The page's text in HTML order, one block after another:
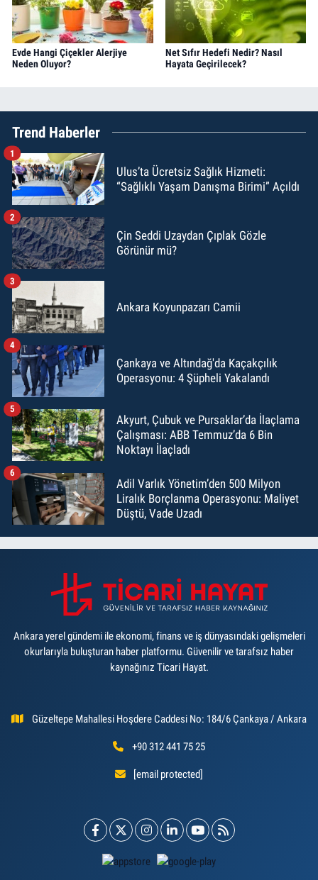
Evde Hangi Çiçekler Alerjiye
Neden Oluyor?
Net Sıfır Hedefi Nedir? Nasıl
Hayata Geçirilecek?
Trend Haberler
Ulus’ta Ücretsiz Sağlık Hizmeti:
“Sağlıklı Yaşam Danışma Birimi” Açıldı
1
Çin Seddi Uzaydan Çıplak Gözle
Görünür mü?
2
Ankara Koyunpazarı Camii
3
Çankaya ve Altındağ'da Kaçakçılık
Operasyonu: 4 Şüpheli Yakalandı
4
Akyurt, Çubuk ve Pursaklar’da İlaçlama
Çalışması: ABB Temmuz’da 6 Bin
Noktayı İlaçladı
5
Adil Varlık Yönetim’den 500 Milyon
Liralık Borçlanma Operasyonu: Maliyet
Düştü, Vade Uzadı
6
Ankara yerel gündemi ile ekonomi, finans ve iş dünyasındaki gelişmeleri
okurlarıyla buluşturan haber platformu. Güvenilir ve tarafsız haber
kaynağınız Ticari Hayat.
Güzeltepe Mahallesi Hoşdere Caddesi No: 184/6 Çankaya / Ankara
+90 312 441 75 25
[email protected]